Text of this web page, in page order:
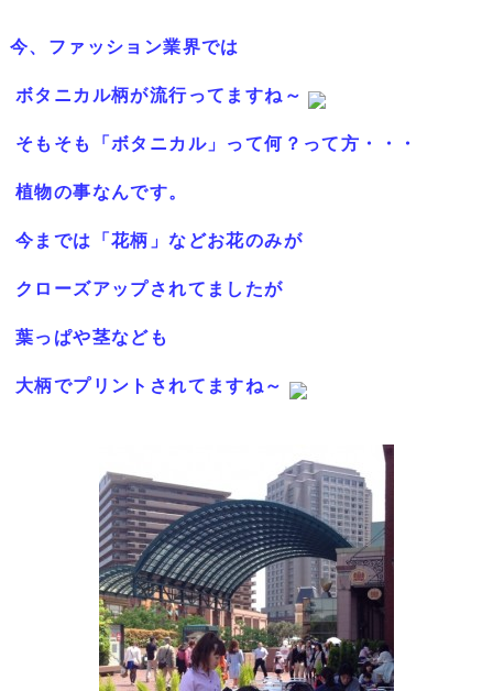
今、ファッション業界では
ボタニカル柄が流行ってますね～
そもそも「ボタニカル」って何？って方・・・
植物の事なんです。
今までは「花柄」などお花のみが
クローズアップされてましたが
葉っぱや茎なども
大柄でプリントされてますね～